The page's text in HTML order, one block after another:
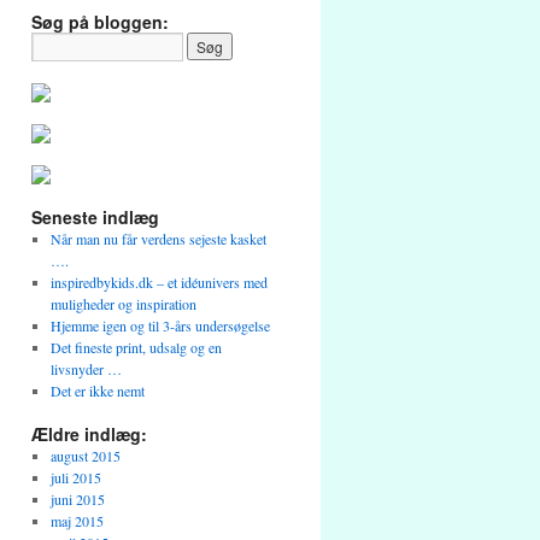
Søg på bloggen:
Seneste indlæg
Når man nu får verdens sejeste kasket
….
inspiredbykids.dk – et idéunivers med
muligheder og inspiration
Hjemme igen og til 3-års undersøgelse
Det fineste print, udsalg og en
livsnyder …
Det er ikke nemt
Ældre indlæg:
august 2015
juli 2015
juni 2015
maj 2015